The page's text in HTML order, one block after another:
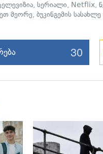
,სერიალი, Netflix,
მეორე,ბუკინგემის სასახლე
30